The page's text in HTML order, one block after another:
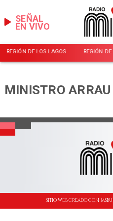
EN VIVO
SEÑAL
REGIÓN DE LOS LAGOS REGIÓN DE
MINISTRO ARRAU
SITIO WEB CREADO CON